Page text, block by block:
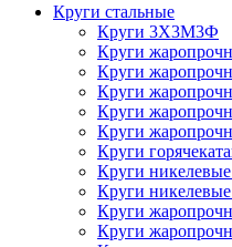
Круги стальные
Круги 3Х3М3Ф
Круги
Круги
Круги
Круги
Круги
Круги
Круги
Круги
Круги
Круги